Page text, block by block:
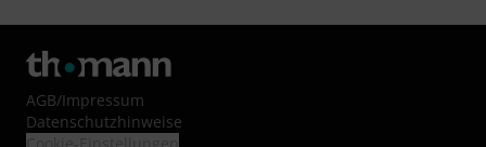
AGB/Impressum
Datenschutzhinweise